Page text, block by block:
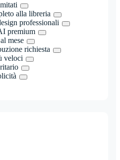
alla libreria
professionali
premium
mese
richiesta
veloci